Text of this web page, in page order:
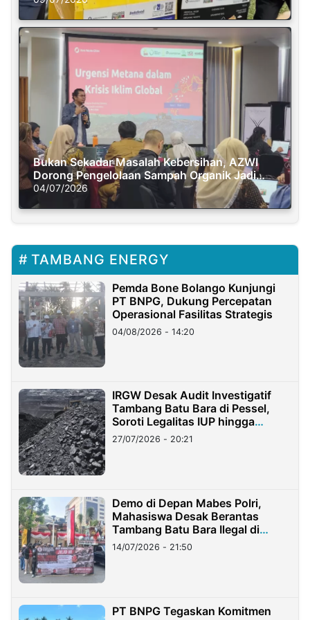
Bukan Sekadar Masalah Kebersihan, AZWI
Dorong Pengelolaan Sampah Organik Jadi
Solusi Krisis Iklim
04/07/2026
TAMBANG ENERGY
Pemda Bone Bolango Kunjungi
PT BNPG, Dukung Percepatan
Operasional Fasilitas Strategis
04/08/2026 - 14:20
IRGW Desak Audit Investigatif
Tambang Batu Bara di Pessel,
Soroti Legalitas IUP hingga
Stockpile
27/07/2026 - 20:21
Demo di Depan Mabes Polri,
Mahasiswa Desak Berantas
Tambang Batu Bara Ilegal di
Lampung
14/07/2026 - 21:50
PT BNPG Tegaskan Komitmen